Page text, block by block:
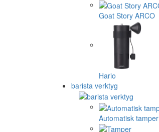
Goat Story ARCO
Hario
barista verktyg
Automatisk tamper